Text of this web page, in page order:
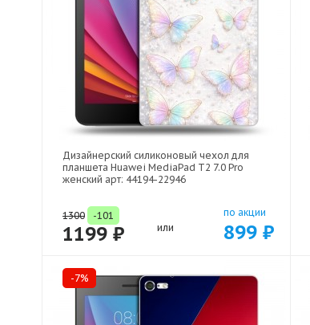
Дизайнерский силиконовый чехол для
планшета Huawei MediaPad T2 7.0 Pro
женский арт: 44194-22946
1300 -101
1199 ₽ или
по акции
899 ₽
-7%